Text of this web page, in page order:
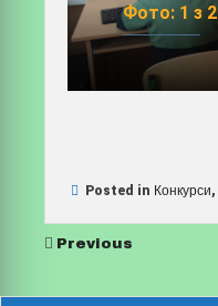
Фото: 1 з 2
Posted in Конкурси,
Previous